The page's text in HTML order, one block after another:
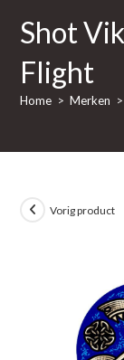
Shot
Flight
Home > Merken >
Vorig product